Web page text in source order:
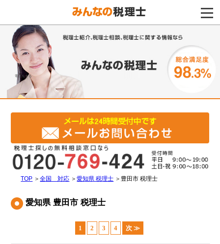
電話をする
TOP ＞全国 対応 ＞愛知県 税理士 ＞ 豊田市 税理士
愛知県 豊田市 税理士
1 2 3 4 次 ≫